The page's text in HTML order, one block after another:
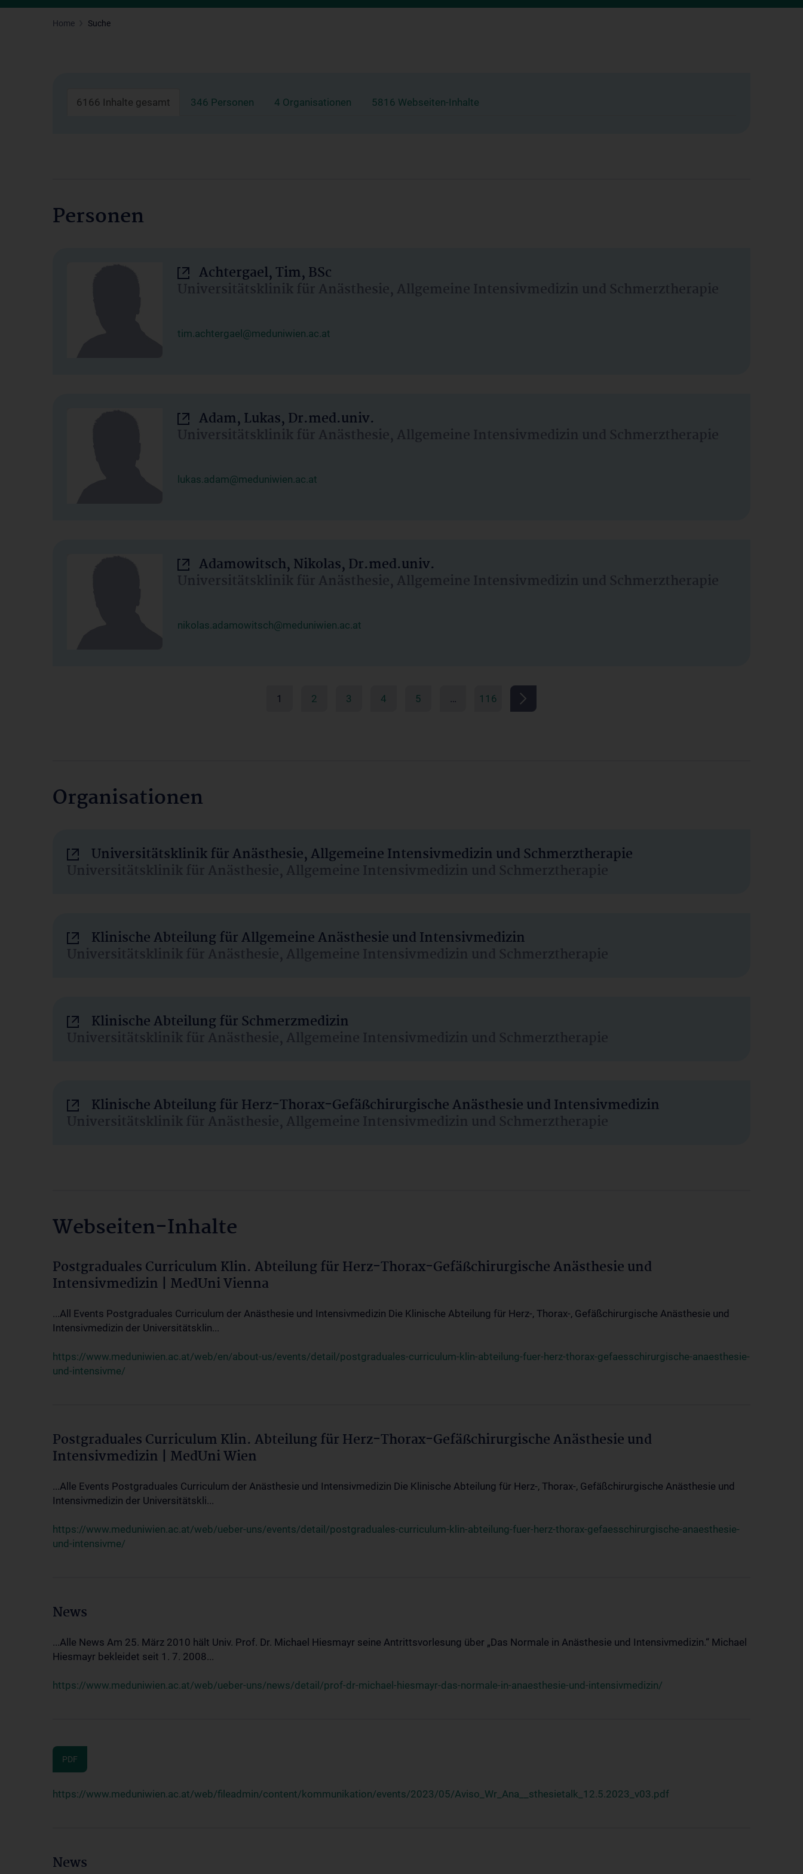
Home Suche
6166 Inhalte gesamt 346 Personen 4 Organisationen 5816 Webseiten-Inhalte
Personen
Achtergael, Tim, BSc
Universitätsklinik für Anästhesie, Allgemeine Intensivmedizin und Schmerztherapie
tim.achtergael@meduniwien.ac.at
Adam, Lukas, Dr.med.univ.
Universitätsklinik für Anästhesie, Allgemeine Intensivmedizin und Schmerztherapie
lukas.adam@meduniwien.ac.at
Adamowitsch, Nikolas, Dr.med.univ.
Universitätsklinik für Anästhesie, Allgemeine Intensivmedizin und Schmerztherapie
nikolas.adamowitsch@meduniwien.ac.at
1 2 3 4 5 … 116
Organisationen
Universitätsklinik für Anästhesie, Allgemeine Intensivmedizin und Schmerztherapie
Universitätsklinik für Anästhesie, Allgemeine Intensivmedizin und Schmerztherapie
Klinische Abteilung für Allgemeine Anästhesie und Intensivmedizin
Universitätsklinik für Anästhesie, Allgemeine Intensivmedizin und Schmerztherapie
Klinische Abteilung für Schmerzmedizin
Universitätsklinik für Anästhesie, Allgemeine Intensivmedizin und Schmerztherapie
Klinische Abteilung für Herz-Thorax-Gefäßchirurgische Anästhesie und Intensivmedizin
Universitätsklinik für Anästhesie, Allgemeine Intensivmedizin und Schmerztherapie
Webseiten-Inhalte
Postgraduales Curriculum Klin. Abteilung für Herz-Thorax-Gefäßchirurgische Anästhesie und
Intensivmedizin | MedUni Vienna
...All Events Postgraduales Curriculum der Anästhesie und Intensivmedizin Die Klinische Abteilung für Herz-, Thorax-, Gefäßchirurgische Anästhesie und
Intensivmedizin der Universitätsklin...
https://www.meduniwien.ac.at/web/en/about-us/events/detail/postgraduales-curriculum-klin-abteilung-fuer-herz-thorax-gefaesschirurgische-anaesthesie-
und-intensivme/
Postgraduales Curriculum Klin. Abteilung für Herz-Thorax-Gefäßchirurgische Anästhesie und
Intensivmedizin | MedUni Wien
...Alle Events Postgraduales Curriculum der Anästhesie und Intensivmedizin Die Klinische Abteilung für Herz-, Thorax-, Gefäßchirurgische Anästhesie und
Intensivmedizin der Universitätskli...
https://www.meduniwien.ac.at/web/ueber-uns/events/detail/postgraduales-curriculum-klin-abteilung-fuer-herz-thorax-gefaesschirurgische-anaesthesie-
und-intensivme/
News
...Alle News Am 25. März 2010 hält Univ. Prof. Dr. Michael Hiesmayr seine Antrittsvorlesung über „Das Normale in Anästhesie und Intensivmedizin.“ Michael
Hiesmayr bekleidet seit 1. 7. 2008...
https://www.meduniwien.ac.at/web/ueber-uns/news/detail/prof-dr-michael-hiesmayr-das-normale-in-anaesthesie-und-intensivmedizin/
PDF
https://www.meduniwien.ac.at/web/fileadmin/content/kommunikation/events/2023/05/Aviso_Wr_Ana__sthesietalk_12.5.2023_v03.pdf
News